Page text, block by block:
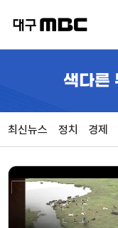
색다른
최신뉴스 정치 경제